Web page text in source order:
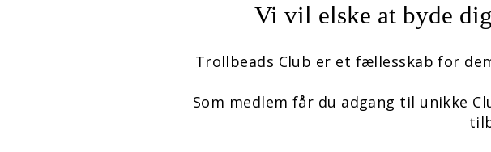
Vi vil elske at byde
Trollbeads Club er et fællesskab for
Som medlem får du adgang til unikke